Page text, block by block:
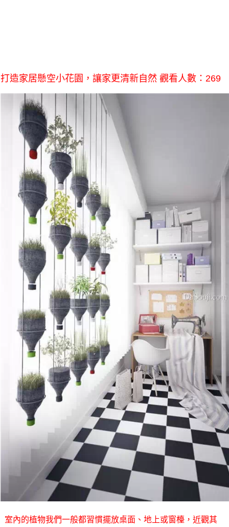
打造家居懸空小花園，讓家更清新自然 觀看人數：269
室內的植物我們一般都習慣擺放桌面、地上或窗檯，近觀其